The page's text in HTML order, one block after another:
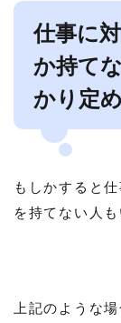
仕事に
か持て
かり定
もしかすると
を持てない人
上記のような